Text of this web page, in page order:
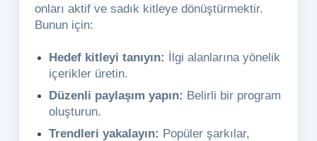
onları aktif ve sadık kitleye dönüştürmektir.
Bunun için:
Hedef kitleyi tanıyın: İlgi alanlarına yönelik
içerikler üretin.
Düzenli paylaşım yapın: Belirli bir program
oluşturun.
Trendleri yakalayın: Popüler şarkılar,